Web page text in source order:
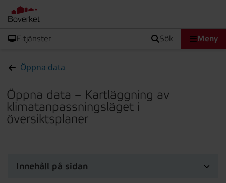
E-tjänster sök Meny
Öppna data
Öppna data – Kartläggning av
klimatanpassningsläget i
översiktsplaner
Innehåll på sidan